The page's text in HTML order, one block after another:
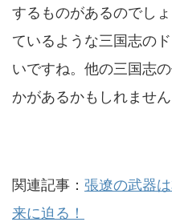
するものがあるのでし
ているような三国志の
いですね。他の三国志
かがあるかもしれません
関連記事： 張遼の武器
来に迫る！